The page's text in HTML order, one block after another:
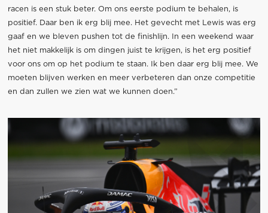
racen is een stuk beter. Om ons eerste podium te behalen, is
positief. Daar ben ik erg blij mee. Het gevecht met Lewis was erg
gaaf en we bleven pushen tot de finishlijn. In een weekend waar
het niet makkelijk is om dingen juist te krijgen, is het erg positief
voor ons om op het podium te staan. Ik ben daar erg blij mee. We
moeten blijven werken en meer verbeteren dan onze competitie
en dan zullen we zien wat we kunnen doen.”